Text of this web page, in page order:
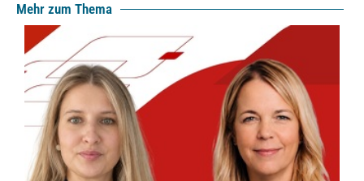
Mehr zum Thema